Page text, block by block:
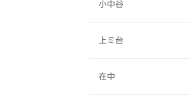
小中谷
上ミ台
在中